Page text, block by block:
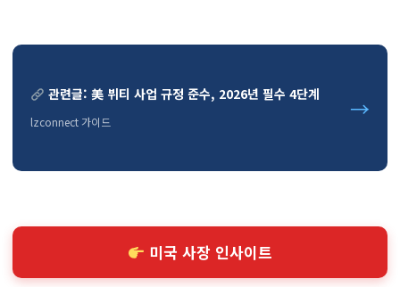
관련글: 美 뷔티 사업 규정 준수, 2026년 필수 4단계
lzconnect 가이드 →
미국 사장 인사이트